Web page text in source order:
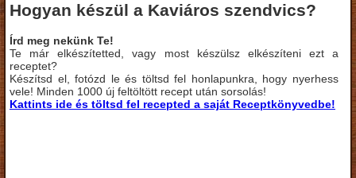
Hogyan készül a Kaviáros szendvics?
Írd meg nekünk Te!
Te már elkészítetted, vagy most készülsz elkészíteni ezt a
receptet?
Készítsd el, fotózd le és töltsd fel honlapunkra, hogy nyerhess
vele! Minden 1000 új feltöltött recept után sorsolás!
Kattints ide és töltsd fel recepted a saját Receptkönyvedbe!